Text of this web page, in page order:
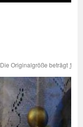
Die Originalgröße beträgt